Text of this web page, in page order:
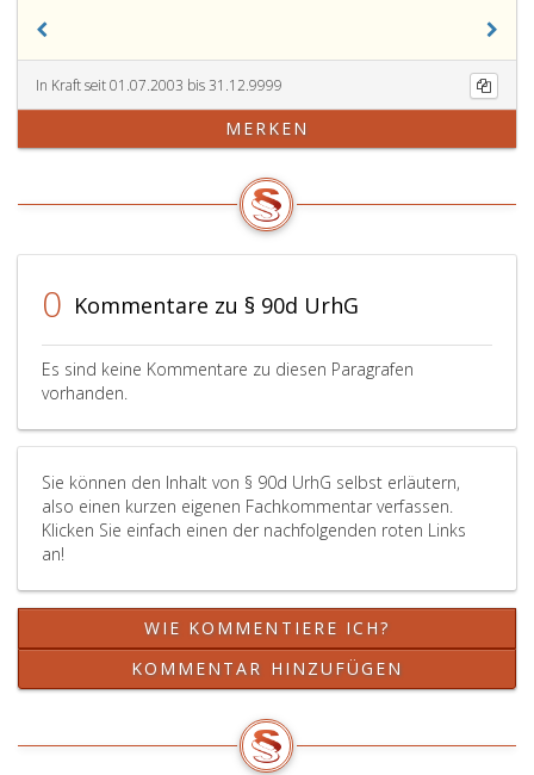
dass
dadurch
auf
Gesetz
Ausschließungsrechtes
ermöglichen,
erleichtern
verschleiern.
82
Absatz
2
bis
Paragraphen
85,,
Absatz
und
Paragraph
Absatz
Paragraph
88,
Absatz
Paragraphen
89
und
90
gelten
In Kraft seit 01.07.2003 bis 31.12.9999
MERKEN
0 Kommentare zu § 90d UrhG
Es sind keine Kommentare zu diesen Paragrafen
vorhanden.
Sie können den Inhalt von § 90d UrhG selbst erläutern,
also einen kurzen eigenen Fachkommentar verfassen.
Klicken Sie einfach einen der nachfolgenden roten Links
an!
WIE KOMMENTIERE ICH?
KOMMENTAR HINZUFÜGEN